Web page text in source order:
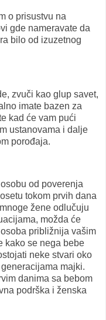
o prisustvu na
gde nameravate da
bilo od izuzetnog
zvuči kao glup savet,
imate bazen za
kad će vam pući
ustanovama i dalje
porođaja.
od poverenja
tokom prvih dana
žene odlučuju
možda će
približnija vašim
kako se nega bebe
neke stvari oko
majki.
danima sa bebom
podrška i ženska